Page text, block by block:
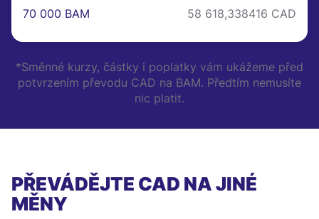
70 000 BAM 58 618,338416 CAD
*Směnné kurzy, částky i poplatky vám ukážeme před
potvrzením převodu CAD na BAM. Předtím nemusíte
nic platit.
PŘEVÁDĚJTE CAD NA JINÉ
MĚNY